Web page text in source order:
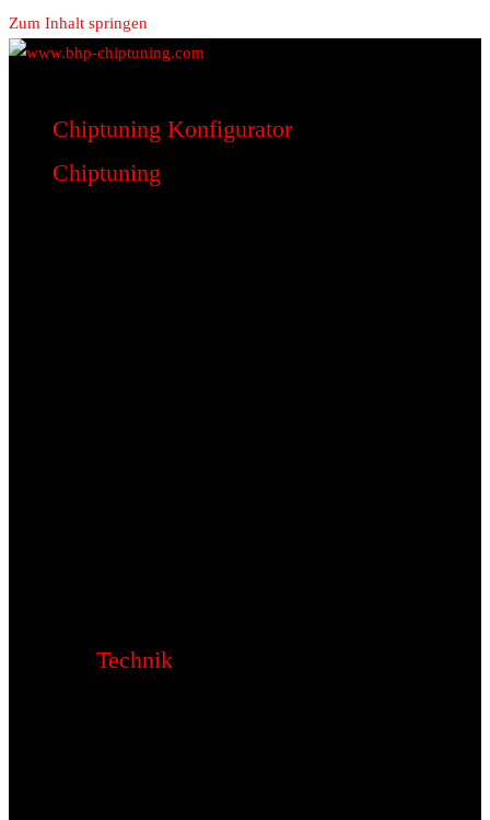
Zum Inhalt springen
www.bhp-chiptuning.com
BHP Motorsport
Chiptuning Konfigurator
Chiptuning
Technik